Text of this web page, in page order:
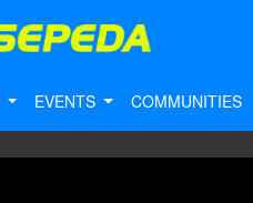
EVENTS COMMUNITIES